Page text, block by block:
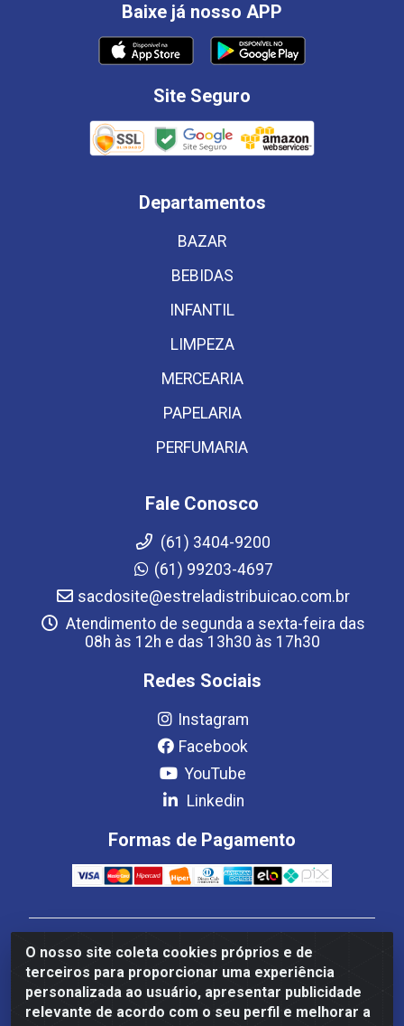
O nosso site coleta cookies próprios e de
terceiros para proporcionar uma experiência
personalizada ao usuário, apresentar publicidade
relevante de acordo com o seu perfil e melhorar a
Baixe já nosso APP
Site Seguro
Departamentos
BAZAR
BEBIDAS
INFANTIL
LIMPEZA
MERCEARIA
PAPELARIA
PERFUMARIA
Fale Conosco
(61) 3404-9200
(61) 99203-4697
sacdosite@estreladistribuicao.com.br
Atendimento de segunda a sexta-feira das
08h às 12h e das 13h30 às 17h30
Redes Sociais
Instagram
Facebook
YouTube
Linkedin
Formas de Pagamento
Estrela Distribuição LTDA - CNPJ 08.691.096/0001-93 -
Setor Setor de Industria Qi 22 Lt 7, 9, 11, 13, 14 Ao 32,
S/NC - Setor Industrial Ceilândia, Brasília/DF - CEP
72265-220